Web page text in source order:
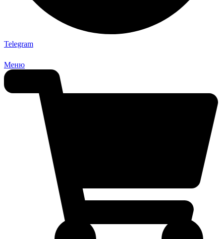
Telegram
Меню